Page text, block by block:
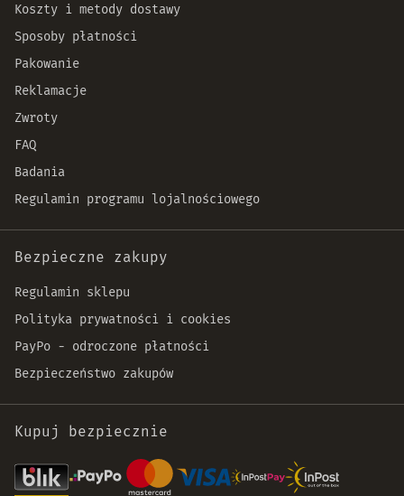
Koszty i metody dostawy
Sposoby płatności
Pakowanie
Reklamacje
Zwroty
FAQ
Badania
Regulamin programu lojalnościowego
Bezpieczne zakupy
Regulamin sklepu
Polityka prywatności i cookies
PayPo - odroczone płatności
Bezpieczeństwo zakupów
Kupuj bezpiecznie